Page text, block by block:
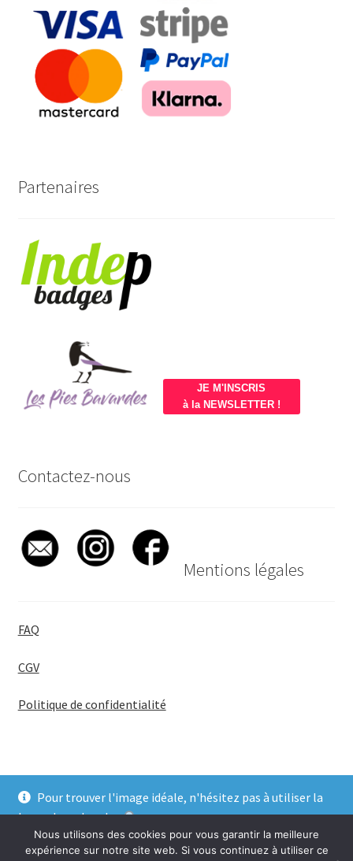
Pour trouver l'image idéale, n'hésitez pas à utiliser la
barre de recherche
Ignorer
Partenaires
JE M'INSCRIS
à la NEWSLETTER !
Contactez-nous
Mentions légales
FAQ
CGV
Politique de confidentialité
© BadgeGirl® 2026
Nous utilisons des cookies pour vous garantir la meilleure
expérience sur notre site web. Si vous continuez à utiliser ce